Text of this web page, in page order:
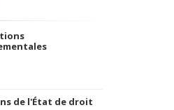
de l'État de droit